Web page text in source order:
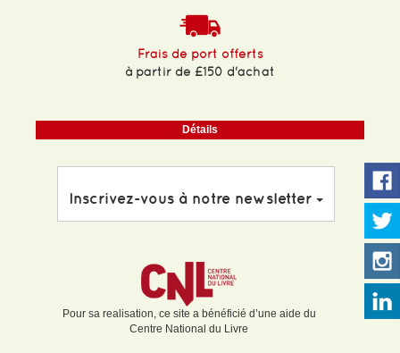
Frais de port offerts
à partir de £150 d'achat
Détails
Inscrivez-vous à notre newsletter
Pour sa realisation, ce site a bénéficié d’une aide du
Centre National du Livre